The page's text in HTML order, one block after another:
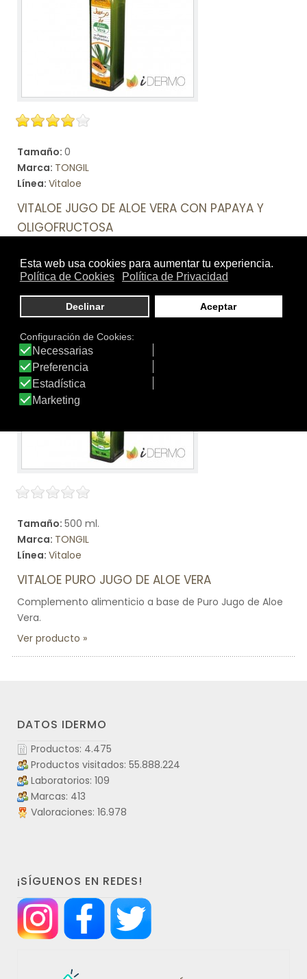
Tamaño: 0
Marca: TONGIL
Línea: Vitaloe
VITALOE JUGO DE ALOE VERA CON PAPAYA Y
OLIGOFRUCTOSA
con Papaya y Oligofructosa.
Ver producto
Tamaño: 500 ml.
Marca: TONGIL
Línea: Vitaloe
VITALOE PURO JUGO DE ALOE VERA
Complemento alimenticio a base de Puro Jugo de Aloe
Vera.
Ver producto
DATOS IDERMO
Productos: 4.475
Productos visitados: 55.888.224
Laboratorios: 109
Marcas: 413
Valoraciones: 16.978
¡SÍGUENOS EN REDES!